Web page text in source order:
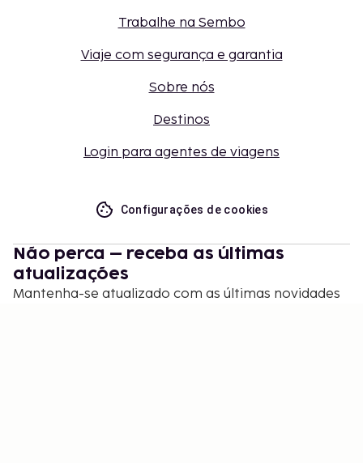
Trabalhe na Sembo
Viaje com segurança e garantia
Sobre nós
Destinos
Login para agentes de viagens
Configurações de cookies
Não perca – receba as últimas
atualizações
Mantenha-se atualizado com as últimas novidades